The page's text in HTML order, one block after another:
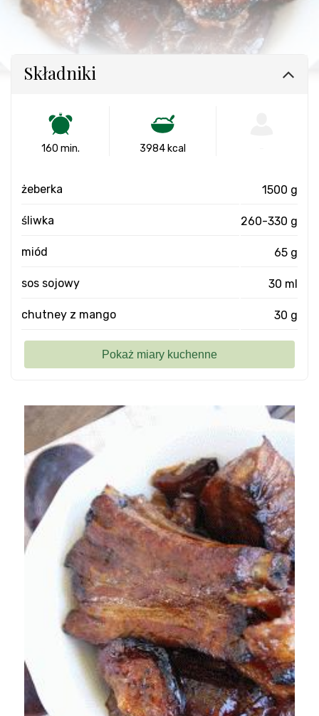
Składniki
160 min. 3984 kcal
żeberka 1500 g
śliwka 260-330 g
miód 65 g
sos sojowy 30 ml
chutney z mango 30 g